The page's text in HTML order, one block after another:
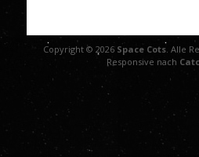
Copyright © 2026 Space Cots. Alle
Responsive nach